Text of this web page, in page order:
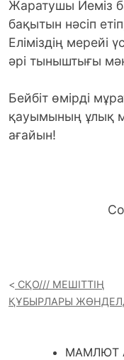
Жаратушы Иеміз
бақытын нәсіп
Еліміздің мерейі
әрі тыныштығы
Бейбіт өмірді
қауымының ұлық
ағайын!
СҚО/// МЕШІТТІҢ
ҚҰБЫРЛАРЫ
МАМЛЮТ